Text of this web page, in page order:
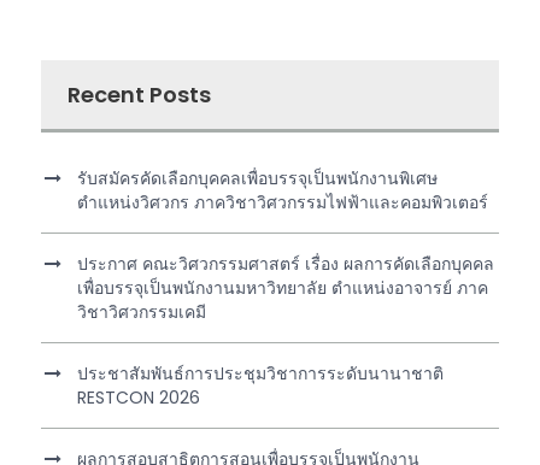
Recent Posts
รับสมัครคัดเลือกบุคคลเพื่อบรรจุเป็นพนักงานพิเศษ
ตำแหน่งวิศวกร ภาควิชาวิศวกรรมไฟฟ้าและคอมพิวเตอร์
ประกาศ คณะวิศวกรรมศาสตร์ เรื่อง ผลการคัดเลือกบุคคล
เพื่อบรรจุเป็นพนักงานมหาวิทยาลัย ตำแหน่งอาจารย์ ภาค
วิชาวิศวกรรมเคมี
ประชาสัมพันธ์การประชุมวิชาการระดับนานาชาติ
RESTCON 2026
ผลการสอบสาธิตการสอนเพื่อบรรจุเป็นพนักงาน